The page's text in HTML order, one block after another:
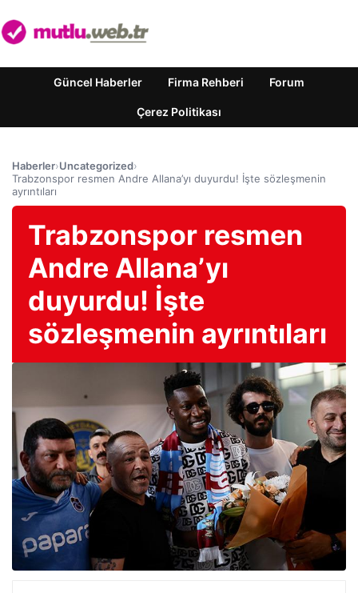
Güncel Haberler Firma Rehberi Forum
Çerez Politikası
Haberler›Uncategorized›
Trabzonspor resmen Andre Allana’yı duyurdu! İşte sözleşmenin
ayrıntıları
Trabzonspor resmen
Andre Allana’yı
duyurdu! İşte
sözleşmenin ayrıntıları